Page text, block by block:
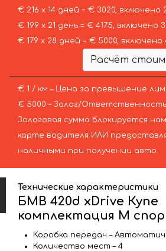
€ 216 х 14 дней = € 3020, включено
€ 199 х 21 день = € 4175, включено
€ 179 х 28 дней = € 5000, включено
Расчёт
€ 1 / км – Цена за превышение
€ 5000 – Залог/
Залоговая сумма блокируется
карте водителя ИЛИ
наличными при получении авто.
Технические характеристики
БМВ 420d xDrive Купе
комплектация М
Коробка передач –
Количество мест – 4